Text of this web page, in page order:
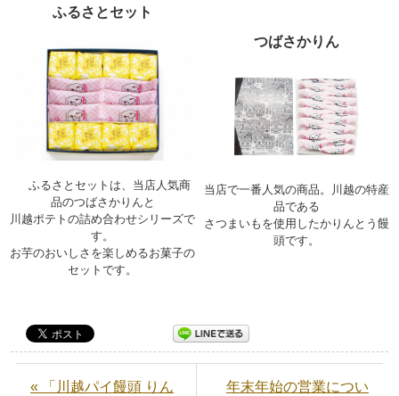
ふるさとセット
ふるさとセットは、当店人気商
品のつばさかりんと
川越ポテトの詰め合わせシリーズで
す。
お芋のおいしさを楽しめるお菓子の
セットです。
つばさかりん
当店で一番人気の商品。川越の特産
品である
さつまいもを使用したかりんとう饅
頭です。
« 「川越パイ饅頭 りん
年末年始の営業につい